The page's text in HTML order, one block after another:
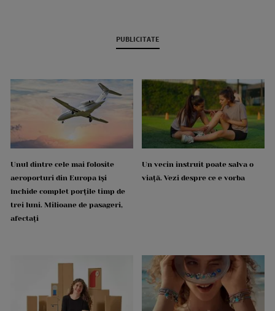
PUBLICITATE
Unul dintre cele mai folosite
aeroporturi din Europa își
închide complet porțile timp de
trei luni. Milioane de pasageri,
afectați
Un vecin instruit poate salva o
viață. Vezi despre ce e vorba